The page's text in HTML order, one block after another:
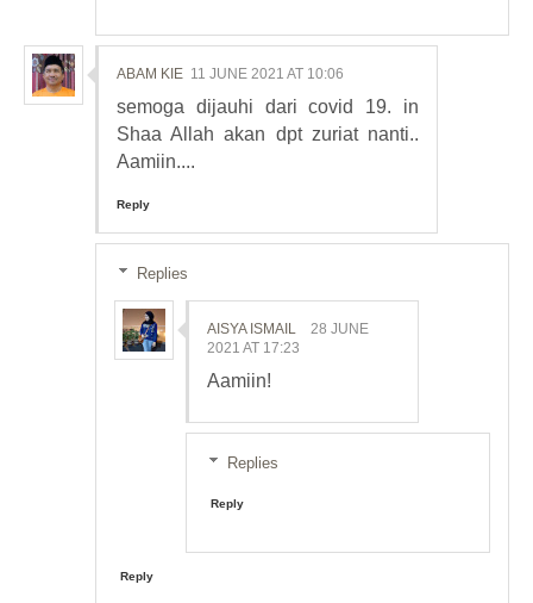
ABAM KIE 11 JUNE 2021 AT 10:06
semoga dijauhi dari covid 19. in
Shaa Allah akan dpt zuriat nanti..
Aamiin....
Reply
Replies
AISYA ISMAIL
28 JUNE
2021 AT 17:23
Aamiin!
Replies
Reply
Reply